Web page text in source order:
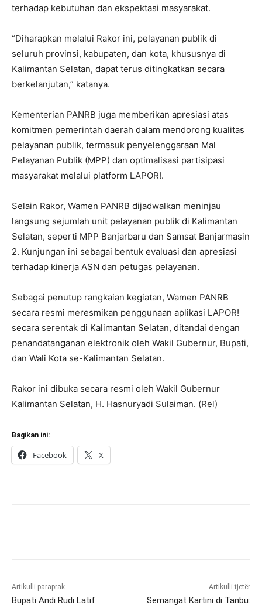
terhadap kebutuhan dan ekspektasi masyarakat.
“Diharapkan melalui Rakor ini, pelayanan publik di
seluruh provinsi, kabupaten, dan kota, khususnya di
Kalimantan Selatan, dapat terus ditingkatkan secara
berkelanjutan,” katanya.
Kementerian PANRB juga memberikan apresiasi atas
komitmen pemerintah daerah dalam mendorong kualitas
pelayanan publik, termasuk penyelenggaraan Mal
Pelayanan Publik (MPP) dan optimalisasi partisipasi
masyarakat melalui platform LAPOR!.
Selain Rakor, Wamen PANRB dijadwalkan meninjau
langsung sejumlah unit pelayanan publik di Kalimantan
Selatan, seperti MPP Banjarbaru dan Samsat Banjarmasin
2. Kunjungan ini sebagai bentuk evaluasi dan apresiasi
terhadap kinerja ASN dan petugas pelayanan.
Sebagai penutup rangkaian kegiatan, Wamen PANRB
secara resmi meresmikan penggunaan aplikasi LAPOR!
secara serentak di Kalimantan Selatan, ditandai dengan
penandatanganan elektronik oleh Wakil Gubernur, Bupati,
dan Wali Kota se-Kalimantan Selatan.
Rakor ini dibuka secara resmi oleh Wakil Gubernur
Kalimantan Selatan, H. Hasnuryadi Sulaiman. (Rel)
Bagikan ini:
Facebook X
Artikulli paraprak
Bupati Andi Rudi Latif
Artikulli tjetër
Semangat Kartini di Tanbu: